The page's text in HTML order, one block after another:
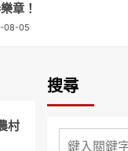
章！
08-05
村
搜尋